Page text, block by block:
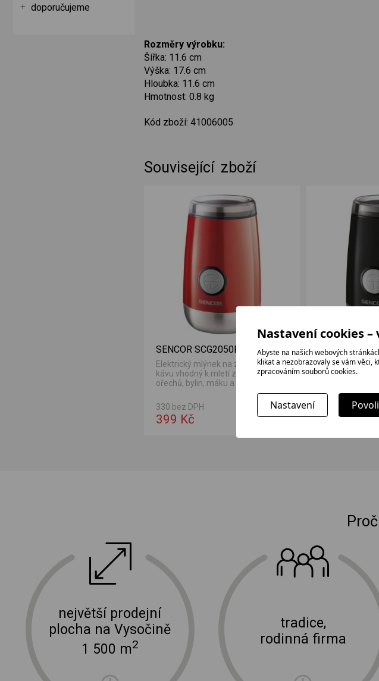
Rozměry výrobku:
Šířka: 11.6 cm
Výška: 17.6 cm
Hloubka: 11.6 cm
Hmotnost: 0.8 kg
Kód zboží: 41006005
Související zboží
SENCOR SCG2050RD červená
Elektrický mlýnek na zrnkovou
kávu vhodný k mletí zrnkové kávy,
ořechů, bylin, máku a koření. S
330 bez DPH
399 Kč
SENCOR
Elektrický
kávu vhodný k
kapacitou
330 bez DPH
399 Kč
doporučujeme
největší prodejní
plocha na Vysočině
1 500 m2
tradice,
rodinná firma
doprava a instalace elektro zařízení E-shop Elektro
Nastavení cookies
Abyste na našich webových
klikat a nezobrazovaly se vám věci,
zpracováním souborů cookies.
Nastavení